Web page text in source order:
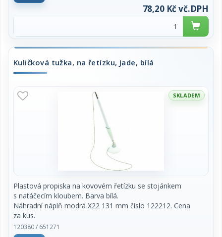
78,20 Kč vč.DPH
Kuličková tužka, na řetízku, Jade, bílá
SKLADEM
Plastová propiska na kovovém řetízku se stojánkem
s natáčecím kloubem. Barva bílá.
Náhradní náplň modrá X22 131 mm číslo 122212. Cena
za kus.
120380 / 651271